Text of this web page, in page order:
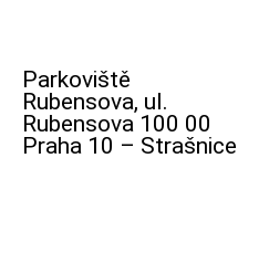
Parkoviště
Rubensova, ul.
Rubensova 100 00
Praha 10 – Strašnice